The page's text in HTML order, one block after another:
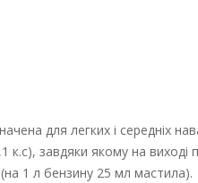
для легких і середніх
завдяки якому на виході
1 л бензину 25 мл мастила).